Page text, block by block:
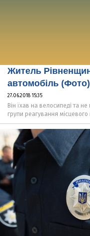
Житель
автомобіль (Фото)
27.06.2018 15:35
Він їхав на велосипеді та
групи реагування місцевого